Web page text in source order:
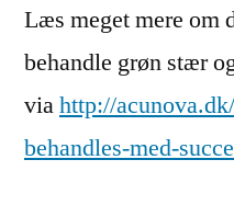
Læs meget mere om
behandle grøn stær
viahttp://
behandles-med-